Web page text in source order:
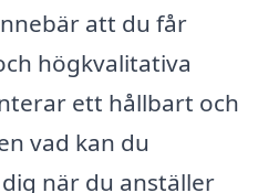
att du får
högkvalitativa
ett hållbart och
vad kan du
när du anställer